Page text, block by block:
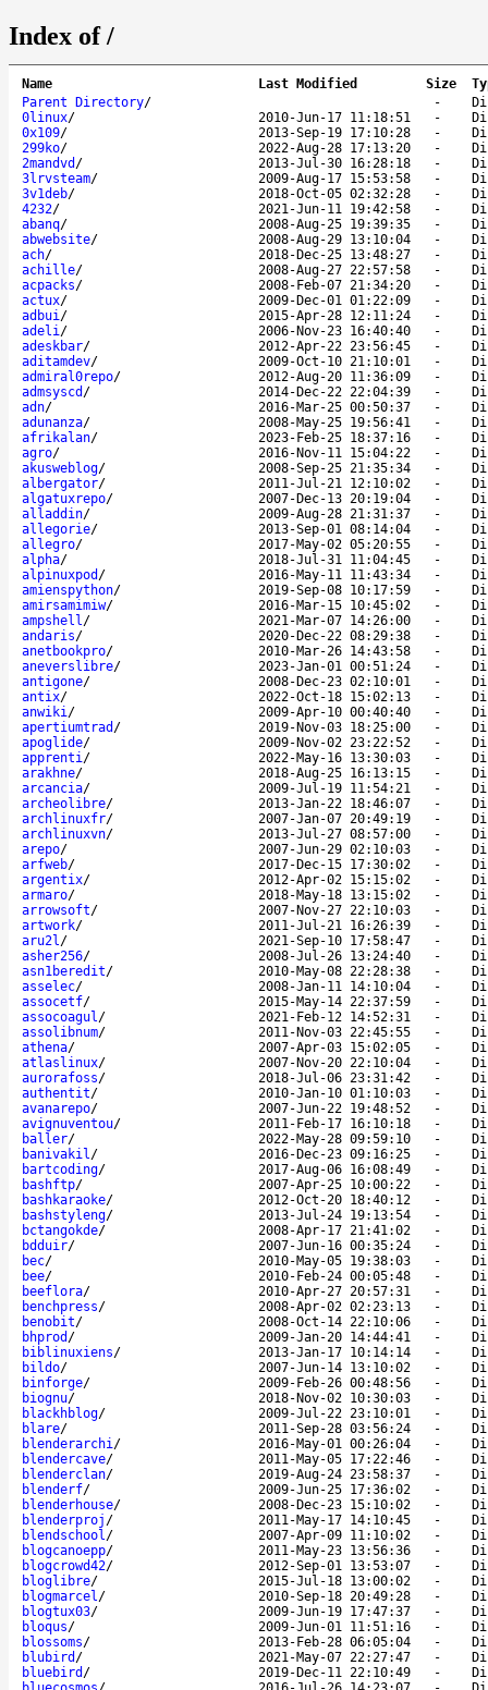
Index of /
Name Last Modified Size
Parent Directory/ -
0linux/ 2010-Jun-17 11:18:51 -
0x109/ 2013-Sep-19 17:10:28 -
299ko/ 2022-Aug-28 17:13:20 -
2mandvd / 2013-Jul-30 16:28:18 -
3lrvsteam/ 2009-Aug-17 15:53:58 -
3v1deb/ 2018-Oct-05 02:32:28 -
4232/ 2021-Jun-11 19:42:58 -
abanq/ 2008-Aug-25 19:39:35 -
abwebsite/ 2008-Aug-29 13:10:04 -
ach/ 2018-Dec-25 13:48:27 -
achille/ 2008-Aug-27 22:57:58 -
acpacks/ 2008-Feb-07 21:34:20 -
actux/ 2009-Dec-01 01:22:09 -
adbui/ 2015-Apr-28 12:11:24 -
adeli/ 2006-Nov-23 16:40:40 -
adeskbar/ 2012-Apr-22 23:56:45 -
aditamdev/ 2009-Oct-10 21:10:01 -
admiral0repo/ 2012-Aug-20 11:36:09 -
admsyscd / 2014-Dec-22 22:04:39 -
adn/ 2016-Mar-25 00:50:37 -
adunanza/ 2008-May-25 19:56:41 -
afrikalan/ 2023-Feb-25 18:37:16 -
agro/ 2016-Nov-11 15:04:22 -
akusweblog/ 2008-Sep-25 21:35:34 -
albergator/ 2011-Jul-21 12:10:02 -
algatuxrepo/ 2007-Dec-13 20:19:04 -
alladdin/ 2009-Aug-28 21:31:37 -
allegorie/ 2013-Sep-01 08:14:04 -
allegro/ 2017-May-02 05:20:55 -
alpha/ 2018-Jul-31 11:04:45 -
alpinuxpod / 2016-May-11 11:43:34 -
amienspython/ 2019-Sep-08 10:17:59 -
amirsamimiw/ 2016-Mar-15 10:45:02 -
ampshell/ 2021-Mar-07 14:26:00 -
andaris/ 2020-Dec-22 08:29:38 -
anetbookpro/ 2010-Mar-26 14:43:58 -
aneverslibre/ 2023-Jan-01 00:51:24 -
antigone/ 2008-Dec-23 02:10:01 -
antix/ 2022-Oct-18 15:02:13 -
anwiki/ 2009-Apr-10 00:40:40 -
apertiumtrad / 2019-Nov-03 18:25:00 -
apoglide/ 2009-Nov-02 23:22:52 -
apprenti/ 2022-May-16 13:30:03 -
arakhne/ 2018-Aug-25 16:13:15 -
arcancia/ 2009-Jul-19 11:54:21 -
archeolibre/ 2013-Jan-22 18:46:07 -
archlinuxfr/ 2007-Jan-07 20:49:19 -
archlinuxvn/ 2013-Jul-27 08:57:00 -
arepo/ 2007-Jun-29 02:10:03 -
arfweb/ 2017-Dec-15 17:30:02 -
argentix/ 2012-Apr-02 15:15:02 -
armaro/ 2018-May-18 13:15:02 -
arrowsoft/ 2007-Nov-27 22:10:03 -
artwork/ 2011-Jul-21 16:26:39 -
aru2l/ 2021-Sep-10 17:58:47 -
asher256/ 2008-Jul-26 13:24:40 -
asn1beredit/ 2010-May-08 22:28:38 -
asselec/ 2008-Jan-11 14:10:04 -
assocetf/ 2015-May-14 22:37:59 -
assocoagul/ 2021-Feb-12 14:52:31 -
assolibnum/ 2011-Nov-03 22:45:55 -
athena/ 2007-Apr-03 15:02:05 -
atlaslinux/ 2007-Nov-20 22:10:04 -
aurorafoss/ 2018-Jul-06 23:31:42 -
authentit/ 2010-Jan-10 01:10:03 -
avanarepo/ 2007-Jun-22 19:48:52 -
avignuventou/ 2011-Feb-17 16:10:18 -
baller/ 2022-May-28 09:59:10 -
banivakil/ 2016-Dec-23 09:16:25 -
bartcoding/ 2017-Aug-06 16:08:49 -
bashftp/ 2007-Apr-25 10:00:22 -
bashkaraoke/ 2012-Oct-20 18:40:12 -
bashstyleng/ 2013-Jul-24 19:13:54 -
bctangokde/ 2008-Apr-17 21:41:02 -
bdduir/ 2007-Jun-16 00:35:24 -
bec/ 2010-May-05 19:38:03 -
bee/ 2010-Feb-24 00:05:48 -
beeflora/ 2010-Apr-27 20:57:31 -
benchpress/ 2008-Apr-02 02:23:13 -
benobit/ 2008-Oct-14 22:10:06 -
bhprod / 2009-Jan-20 14:44:41 -
biblinuxiens/ 2013-Jan-17 10:14:14 -
bildo/ 2007-Jun-14 13:10:02 -
binforge/ 2009-Feb-26 00:48:56 -
biognu/ 2018-Nov-02 10:30:03 -
blackhblog/ 2009-Jul-22 23:10:01 -
blare/ 2011-Sep-28 03:56:24 -
blenderarchi/ 2016-May-01 00:26:04 -
blendercave/ 2011-May-05 17:22:46 -
blenderclan/ 2019-Aug-24 23:58:37 -
blenderf/ 2009-Jun-25 17:36:02 -
blenderhouse/ 2008-Dec-23 15:10:02 -
blenderproj / 2011-May-17 14:10:45 -
blendschool/ 2007-Apr-09 11:10:02 -
blogcanoepp/ 2011-May-23 13:56:36 -
blogcrowd42/ 2012-Sep-01 13:53:07 -
bloglibre/ 2015-Jul-18 13:00:02 -
blogmarcel/ 2010-Sep-18 20:49:28 -
blogtux03/ 2009-Jun-19 17:47:37 -
bloqus/ 2009-Jun-01 11:51:16 -
blossoms/ 2013-Feb-28 06:05:04 -
blubird / 2021-May-07 22:27:47 -
bluebird / 2019-Dec-11 22:10:49 -